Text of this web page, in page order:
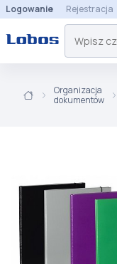
Logowanie Rejestracja
Organizacja
dokumentów